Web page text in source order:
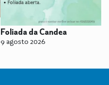
Foliada da Candea
9 agosto 2026